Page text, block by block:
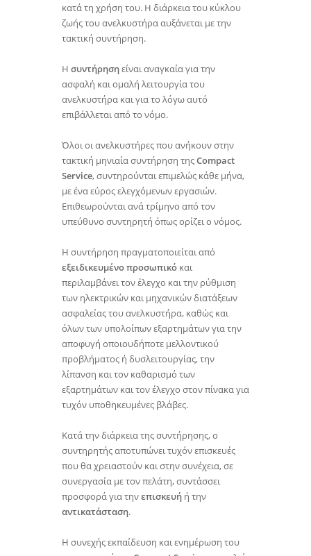
κατά τη χρήση του. Η διάρκεια του κύκλου
ζωής του ανελκυστήρα αυξάνεται με την
τακτική συντήρηση.
Η συντήρησηείναι αναγκαία για την
ασφαλή και ομαλή λειτουργία του
ανελκυστήρα και για το λόγω αυτό
επιβάλλεται από το νόμο.
Όλοι οι ανελκυστήρες που ανήκουν στην
τακτική μηνιαία συντήρηση τηςCompact
Service, συντηρούνται επιμελώς κάθε μήνα,
με ένα εύρος ελεγχόμενων εργασιών.
Επιθεωρούνται ανά τρίμηνο από τον
υπεύθυνο συντηρητή όπως ορίζει ο νόμος.
Η συντήρηση πραγματοποιείται από
εξειδικευμένο προσωπικό και
περιλαμβάνει τον έλεγχο και την ρύθμιση
των ηλεκτρικών και μηχανικών διατάξεων
ασφαλείας του ανελκυστήρα, καθώς και
όλων των υπολοίπων εξαρτημάτων για την
αποφυγή οποιουδήποτε μελλοντικού
προβλήματος ή δυσλειτουργίας, την
λίπανση και τον καθαρισμό των
εξαρτημάτων και τον έλεγχο στον πίνακα για
τυχόν υποθηκευμένες βλάβες.
Κατά την διάρκεια της συντήρησης, ο
συντηρητής αποτυπώνει τυχόν επισκευές
που θα χρειαστούν και στην συνέχεια, σε
συνεργασία με τον πελάτη, συντάσσει
προσφορά για τηνεπισκευή ή την
αντικατάσταση.
Η συνεχής εκπαίδευση και ενημέρωση του